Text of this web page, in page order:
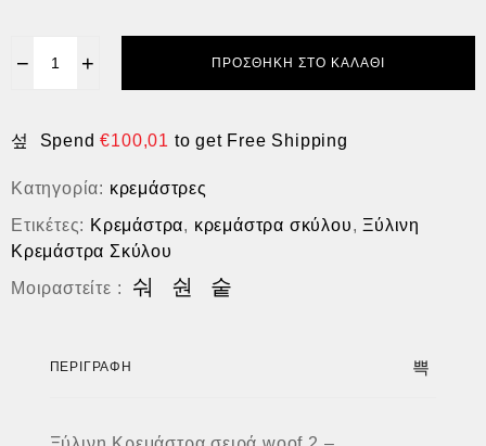
− + ΠΡΟΣΘΉΚΗ ΣΤΟ ΚΑΛΆΘΙ
Spend€100,01 to get Free Shipping
Κατηγορία: κρεμάστρες
Ετικέτες: Κρεμάστρα, κρεμάστρα σκύλου, Ξύλινη
Κρεμάστρα Σκύλου
Μοιραστείτε :
ΠΕΡΙΓΡΑΦΉ